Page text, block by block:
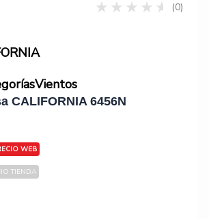
(0)
Vientos
CALIFORNIA 6456N